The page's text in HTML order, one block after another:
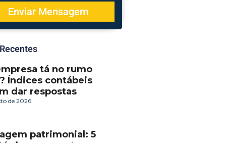
Enviar Mensagem
tá no rumo
Índices contábeis
dar respostas
de 2026
patrimonial: 5